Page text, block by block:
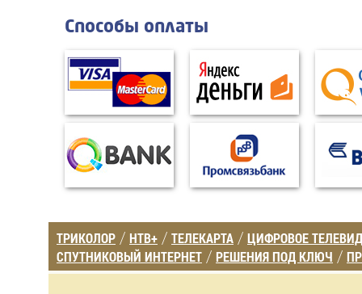
Способы оплаты
ТРИКОЛОР / НТВ+ / ТЕЛЕКАРТА / ЦИФРОВОЕ
СПУТНИКОВЫЙ ИНТЕРНЕТ / РЕШЕНИЯ ПОД КЛЮЧ /